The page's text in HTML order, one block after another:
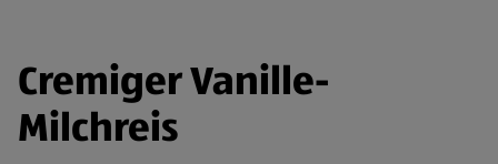
Cremiger Vanille-
Milchreis